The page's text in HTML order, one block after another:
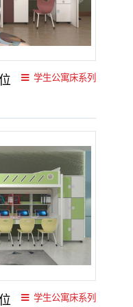
学生公寓床系列
学生公寓床系列